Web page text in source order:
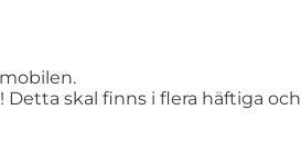
skal finns i flera häftiga och